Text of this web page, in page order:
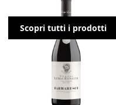
Scopri tutti i prodotti